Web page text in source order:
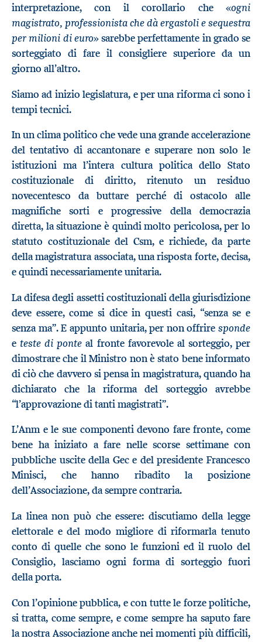
interpretazione, con il corollario che «ogni
magistrato, professionista che dà ergastoli e sequestra
per milioni di euro» sarebbe perfettamente in grado se
sorteggiato di fare il consigliere superiore da un
giorno all’altro.
Siamo ad inizio legislatura, e per una riforma ci sono i
tempi tecnici.
In un clima politico che vede una grande accelerazione
del tentativo di accantonare e superare non solo le
istituzioni ma l’intera cultura politica dello Stato
costituzionale di diritto, ritenuto un residuo
novecentesco da buttare perché di ostacolo alle
magnifiche sorti e progressive della democrazia
diretta, la situazione è quindi molto pericolosa, per lo
statuto costituzionale del Csm, e richiede, da parte
della magistratura associata, una risposta forte, decisa,
e quindi necessariamente unitaria.
La difesa degli assetti costituzionali della giurisdizione
deve essere, come si dice in questi casi, “senza se e
senza ma”. E appunto unitaria, per non offrire sponde
eteste di ponte al fronte favorevole al sorteggio, per
dimostrare che il Ministro non è stato bene informato
di ciò che davvero si pensa in magistratura, quando ha
dichiarato che la riforma del sorteggio avrebbe
“l’approvazione di tanti magistrati”.
L’Anm e le sue componenti devono fare fronte, come
bene ha iniziato a fare nelle scorse settimane con
pubbliche uscite della Gec e del presidente Francesco
Minisci, che hanno ribadito la posizione
dell’Associazione, da sempre contraria.
La linea non può che essere: discutiamo della legge
elettorale e del modo migliore di riformarla tenuto
conto di quelle che sono le funzioni ed il ruolo del
Consiglio, lasciamo ogni forma di sorteggio fuori
della porta.
Con l’opinione pubblica, e con tutte le forze politiche,
si tratta, come sempre, e come sempre ha saputo fare
la nostra Associazione anche nei momenti più difficili,